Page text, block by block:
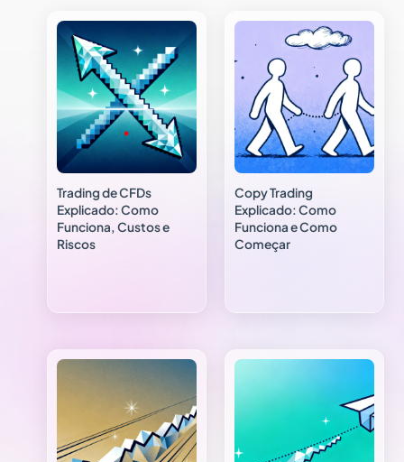
Trading de CFDs
Explicado: Como
Funciona, Custos e
Riscos
Copy Trading
Explicado: Como
Funciona e Como
Começar